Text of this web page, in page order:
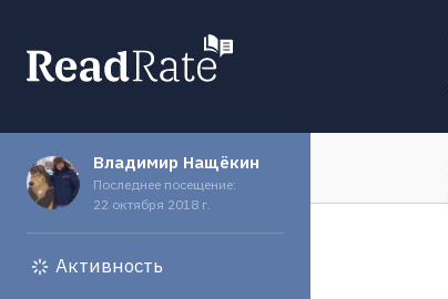
Владимир Нащёкин
Последнее посещение:
22 октября 2018 г.
Активность